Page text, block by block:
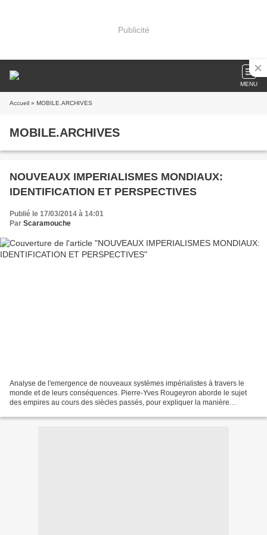
Publicité
MENU
Accueil » MOBILE.ARCHIVES
MOBILE.ARCHIVES
NOUVEAUX IMPERIALISMES MONDIAUX:
IDENTIFICATION ET PERSPECTIVES
Publié le 17/03/2014 à 14:01
Par Scaramouche
Analyse de l'emergence de nouveaux systèmes impérialistes à travers le
monde et de leurs conséquences. Pierre-Yves Rougeyron aborde le sujet
des empires au cours des siècles passés, pour expliquer la manière